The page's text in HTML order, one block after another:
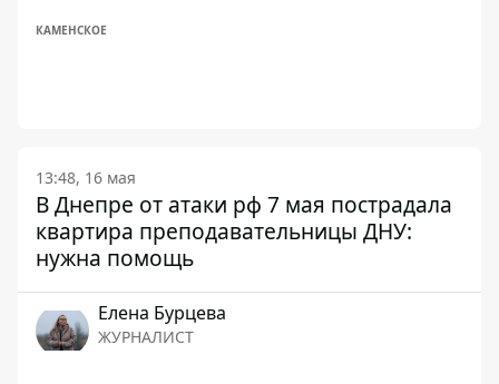
КАМЕНСКОЕ
13:48, 16 мая
В Днепре от атаки рф 7 мая пострадала
квартира преподавательницы ДНУ:
нужна помощь
Елена Бурцева
ЖУРНАЛИСТ